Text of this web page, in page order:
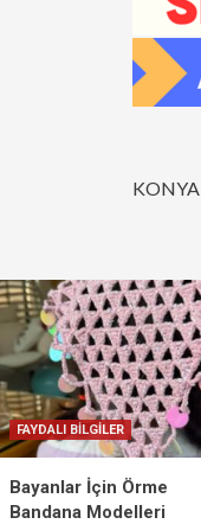
FAYDALI BİLGİLER
Bayanlar İçin Örme
Bandana Modelleri